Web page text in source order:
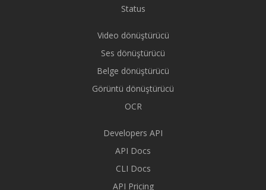
Status
Video dönüştürücü
Ses dönüştürücü
Belge dönüştürücü
Görüntü dönüştürücü
OCR
Developers API
API Docs
CLI Docs
API Pricing